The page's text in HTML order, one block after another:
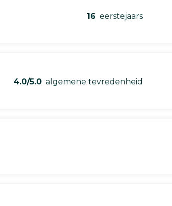
16 eerstejaars
4.0/5.0 algemene tevredenheid